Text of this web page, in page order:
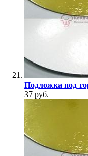
Подложка под
37 руб.